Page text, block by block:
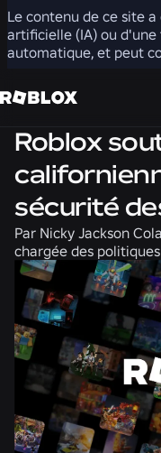
Le contenu de ce site
artificielle (IA) ou
automatique, et peut
Partager
Roblox
sécurité
Par Nicky Jackson
chargée des